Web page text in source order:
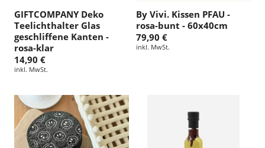
GIFTCOMPANY Deko
Teelichthalter Glas
geschliffene Kanten -
rosa-klar
14,90 €
inkl. MwSt.
By Vivi. Kissen PFAU -
rosa-bunt - 60x40cm
79,90 €
inkl. MwSt.